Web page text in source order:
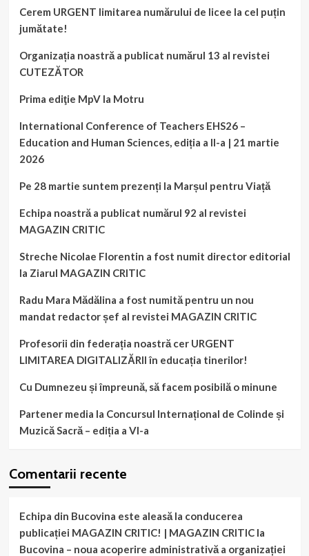
Cerem URGENT limitarea numărului de licee la cel puțin
jumătate!
Organizația noastră a publicat numărul 13 al revistei
CUTEZĂTOR
Prima ediţie MpV la Motru
International Conference of Teachers EHS26 –
Education and Human Sciences, ediția a II-a | 21 martie
2026
Pe 28 martie suntem prezenți la Marșul pentru Viață
Echipa noastră a publicat numărul 92 al revistei
MAGAZIN CRITIC
Streche Nicolae Florentin a fost numit director editorial
la Ziarul MAGAZIN CRITIC
Radu Mara Mădălina a fost numită pentru un nou
mandat redactor șef al revistei MAGAZIN CRITIC
Profesorii din federația noastră cer URGENT
LIMITAREA DIGITALIZĂRII în educația tinerilor!
Cu Dumnezeu și împreună, să facem posibilă o minune
Partener media la Concursul Internațional de Colinde și
Muzică Sacră – ediția a VI-a
Comentarii recente
Echipa din Bucovina este aleasă la conducerea
publicației MAGAZIN CRITIC! | MAGAZIN CRITICla
Bucovina – noua acoperire administrativă a organizației